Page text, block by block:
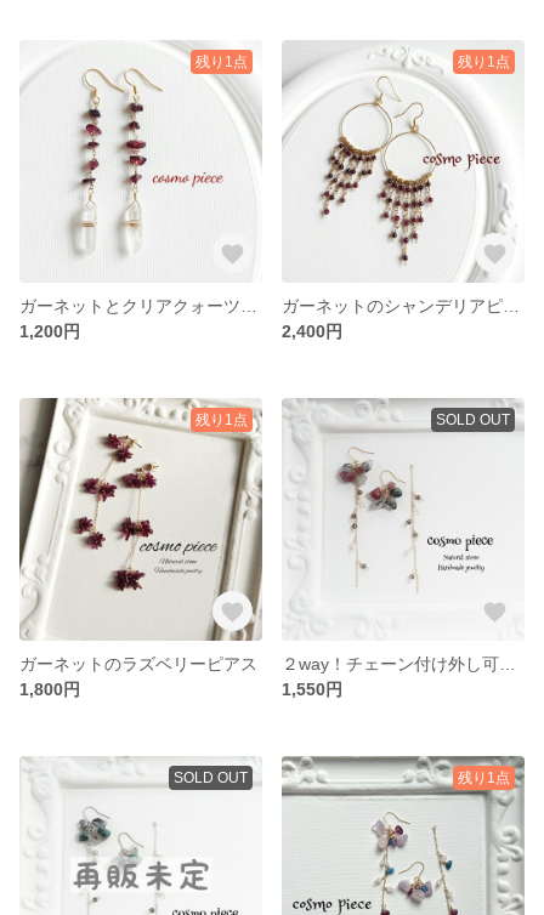
残り1点
1,200円
残り1点
2,400円
残り1点
ガーネットのラズベリーピアス
1,800円
SOLD OUT
1,550円
SOLD OUT 残り1点